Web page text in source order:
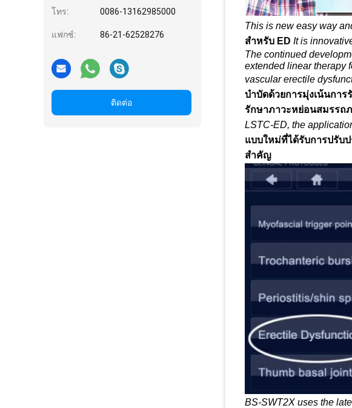
โทร: 0086-13162985000
แฟกซ์: 86-21-62528276
ติดต่อ
This is new easy way
สำหรับ ED It is
The continued
extended linear therapy
vascular erectile
บำบัดด้วยการมุ่งเน้นกา
รักษาภาวะหย่อนสมรรถ
LSTC-ED, the
แบบใหม่ที่ได้รับการปรับ
สำคัญ
BS-SWT2X uses the